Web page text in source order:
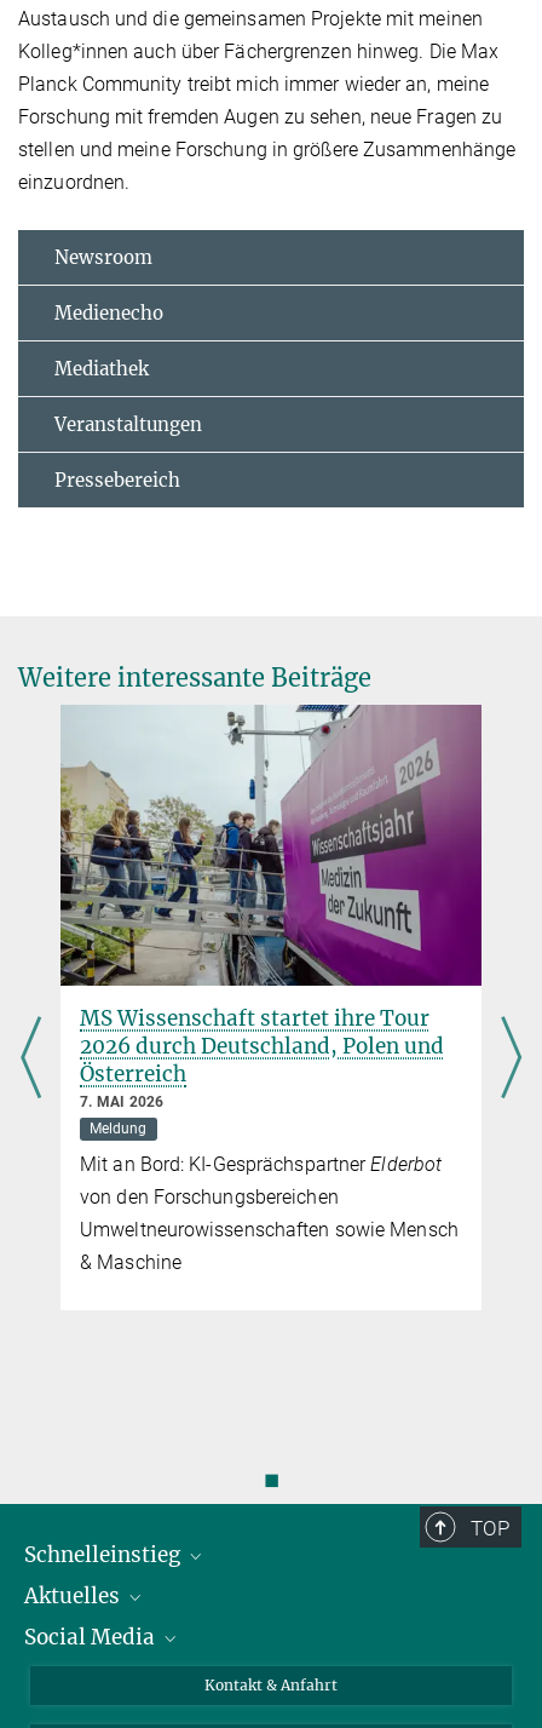
Austausch und die gemeinsamen Projekte mit meinen
Kolleg*innen auch über Fächergrenzen hinweg. Die Max
Planck Community treibt mich immer wieder an, meine
Forschung mit fremden Augen zu sehen, neue Fragen zu
stellen und meine Forschung in größere Zusammenhänge
einzuordnen.
Newsroom
Medienecho
Mediathek
Veranstaltungen
Pressebereich
Weitere interessante Beiträge
MS Wissenschaft startet ihre Tour
2026 durch Deutschland, Polen und
Österreich
7. MAI 2026
Meldung
Mit an Bord: KI‑GesprächspartnerElderbot
von den Forschungsbereichen
Umweltneurowissenschaften sowie Mensch
& Maschine
◼
TOP
Schnelleinstieg
Personen
Pressebereich
Aktuelles
Stellenangebote
Social Media
X
Kontakt & Anfahrt